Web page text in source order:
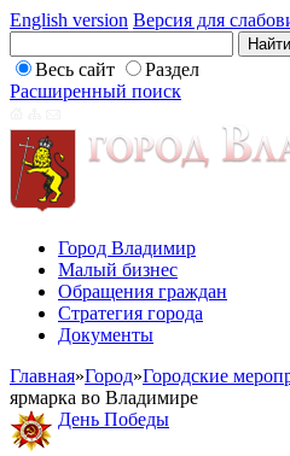
English version Версия для
Весь сайт
Раздел
Расширенный поиск
Город Владимир
Малый бизнес
Обращения граждан
Стратегия города
Документы
Главная»Город»Городские
ярмарка во Владимире
День Победы